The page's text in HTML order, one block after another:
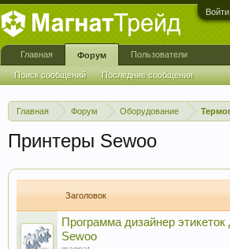
Главная Форум Оборудование
Принтеры Sewoo
Заголовок
Программа дизайнер
Sewoo
Главная Форум
Поиск сообщений Последние сообщения
Пользователи